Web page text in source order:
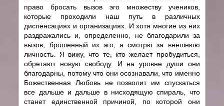
право бросать вызов эго множеству учеников,
которые проходили наш путь в различных
диспенсациях и организациях. И хотя многие из них
раздражались и, определенно, не благодарили за
вызов, брошенный их эго, я смотрю за внешнюю
личность. Я вижу, что те, кто желает пробудиться,
обретают новую свободу. И на уровне души они
благодарны, потому что они осознавали, что именно
Божественная Любовь не позволит им спускаться
все дальше и дальше в нисходящую спираль, что
станет единственной причиной, по которой они